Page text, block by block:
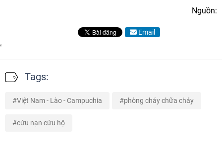
Nguồn:
Email
Tags:
Việt Nam - Lào - Campuchia phòng cháy chữa cháy
cứu nạn cứu hộ